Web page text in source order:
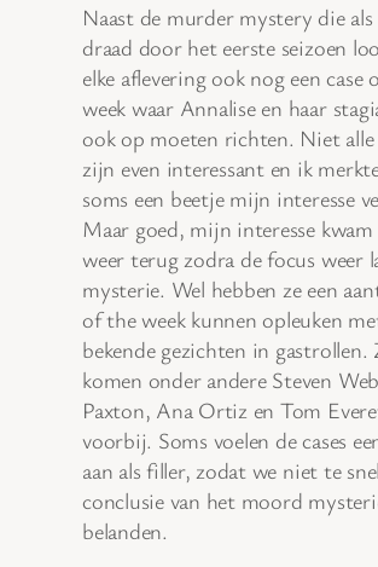
Naast de murder mystery die
draad door het eerste seizoen
elke aflevering ook nog een case
week waar Annalise en haar
ook op moeten richten. Niet alle
zijn even interessant en ik
soms een beetje mijn interesse
Maar goed, mijn interesse kwam
weer terug zodra de focus weer
mysterie. Wel hebben ze een
of the week kunnen opleuken
bekende gezichten in gastrollen.
komen onder andere Steven
Paxton, Ana Ortiz en Tom
voorbij. Soms voelen de cases
aan als filler, zodat we niet te
conclusie van het moord
belanden.